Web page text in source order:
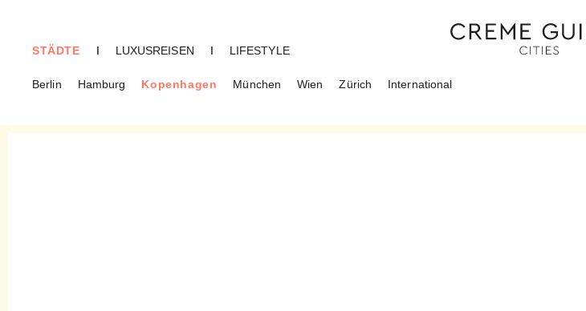
STÄDTE
Berlin Hamburg Kopenhagen München Wien Zürich International
I LUXUSREISEN I LIFESTYLE